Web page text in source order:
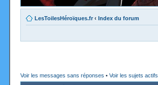
LesToilesHéroïques.fr ‹ Index du forum
Voir les messages sans réponses • Voir les sujets actifs